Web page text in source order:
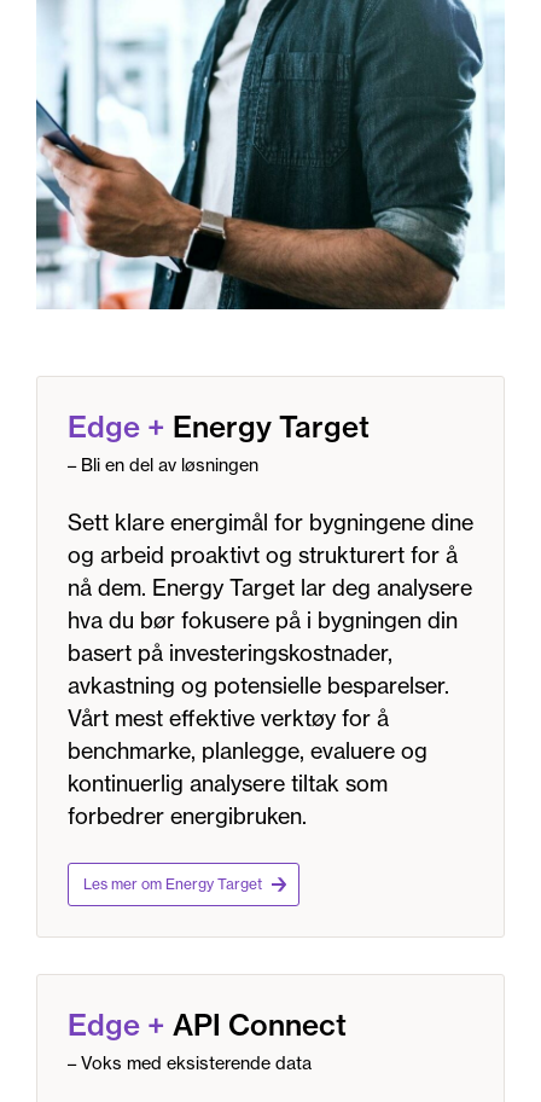
Edge + Energy Target
– Bli en del av løsningen
Sett klare energimål for bygningene dine
og arbeid proaktivt og strukturert for å
nå dem. Energy Target lar deg analysere
hva du bør fokusere på i bygningen din
basert på investeringskostnader,
avkastning og potensielle besparelser.
Vårt mest effektive verktøy for å
benchmarke, planlegge, evaluere og
kontinuerlig analysere tiltak som
forbedrer energibruken.
Les mer om Energy Target
Edge + API Connect
– Voks med eksisterende data